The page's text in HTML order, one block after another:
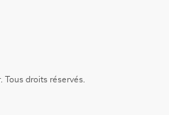
droits réservés.